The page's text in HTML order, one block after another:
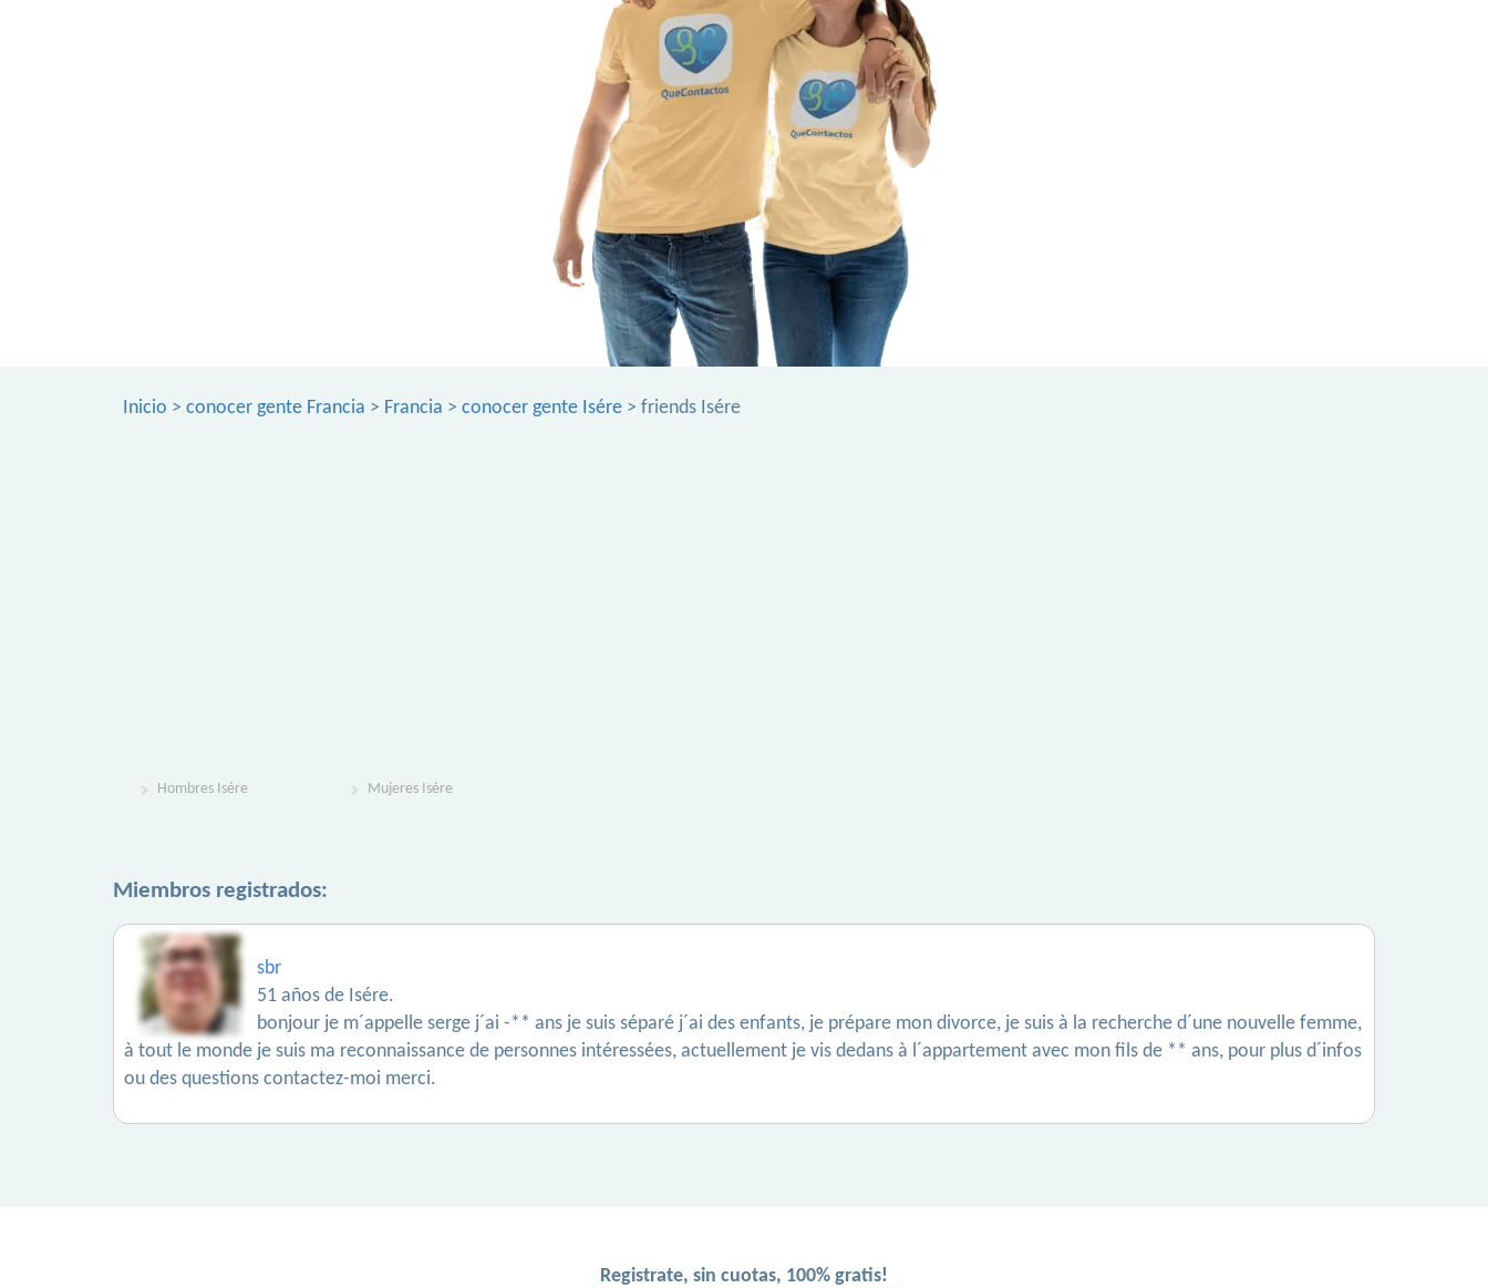
Inicio > conocer gente Francia > Francia > conocer gente Isére > friends Isére
Hombres Isére Mujeres Isére
Miembros registrados:
sbr
51 años de Isére.
bonjour je m´appelle serge j´ai -** ans je suis séparé j´ai des enfants, je prépare mon divorce, je suis à la recherche d´une nouvelle femme,
à tout le monde je suis ma reconnaissance de personnes intéressées, actuellement je vis dedans à l´appartement avec mon fils de ** ans, pour plus d´infos
ou des questions contactez-moi merci.
Registrate, sin cuotas, 100% gratis!